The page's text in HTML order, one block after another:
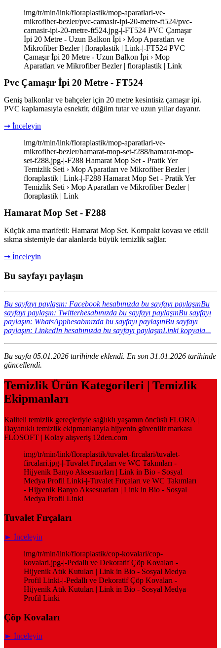
img/tr/min/link/floraplastik/mop-aparatlari-ve-
mikrofiber-bezler/pvc-camasir-ipi-20-metre-ft524/pvc-
camasir-ipi-20-metre-ft524.jpg-|-FT524 PVC Çamaşır
İpi 20 Metre - Uzun Balkon İpi › Mop Aparatları ve
Mikrofiber Bezler | floraplastik | Link-|-FT524 PVC
Çamaşır İpi 20 Metre - Uzun Balkon İpi › Mop
Aparatları ve Mikrofiber Bezler | floraplastik | Link
Pvc Çamaşır İpi 20 Metre - FT524
Geniş balkonlar ve bahçeler için 20 metre kesintisiz çamaşır ipi.
PVC kaplamasıyla esnektir, düğüm tutar ve uzun yıllar dayanır.
➞ İnceleyin
img/tr/min/link/floraplastik/mop-aparatlari-ve-
mikrofiber-bezler/hamarat-mop-set-f288/hamarat-mop-
set-f288.jpg-|-F288 Hamarat Mop Set - Pratik Yer
Temizlik Seti › Mop Aparatları ve Mikrofiber Bezler |
floraplastik | Link-|-F288 Hamarat Mop Set - Pratik Yer
Temizlik Seti › Mop Aparatları ve Mikrofiber Bezler |
floraplastik | Link
Hamarat Mop Set - F288
Küçük ama marifetli: Hamarat Mop Set. Kompakt kovası ve etkili
sıkma sistemiyle dar alanlarda büyük temizlik sağlar.
➞ İnceleyin
Bu sayfayı paylaşın
Bu sayfayı paylaşın: Facebook hesabınızda bu sayfayı paylaşınBu
sayfayı paylaşın: Twitterhesabınızda bu sayfayı paylaşınBu sayfayı
paylaşın: WhatsApphesabınızda bu sayfayı paylaşınBu sayfayı
paylaşın: LinkedIn hesabınızda bu sayfayı paylaşınLinki kopyala...
Bu sayfa 05.01.2026 tarihinde eklendi. En son 31.01.2026 tarihinde
güncellendi.
Temizlik Ürün Kategorileri | Temizlik
Ekipmanları
Kaliteli temizlik gereçleriyle sağlıklı yaşamın öncüsü FLORA |
Dayanıklı temizlik ekipmanlarıyla hijyenin güvenilir markası
FLOSOFT | Kolay alışveriş 12den.com
img/tr/min/link/floraplastik/tuvalet-fircalari/tuvalet-
fircalari.jpg-|-Tuvalet Fırçaları ve WC Takımları -
Hijyenik Banyo Aksesuarları | Link in Bio - Sosyal
Medya Profil Linki-|-Tuvalet Fırçaları ve WC Takımları
- Hijyenik Banyo Aksesuarları | Link in Bio - Sosyal
Medya Profil Linki
Tuvalet Fırçaları
► İnceleyin
img/tr/min/link/floraplastik/cop-kovalari/cop-
kovalari.jpg-|-Pedallı ve Dekoratif Çöp Kovaları -
Hijyenik Atık Kutuları | Link in Bio - Sosyal Medya
Profil Linki-|-Pedallı ve Dekoratif Çöp Kovaları -
Hijyenik Atık Kutuları | Link in Bio - Sosyal Medya
Profil Linki
Çöp Kovaları
► İnceleyin